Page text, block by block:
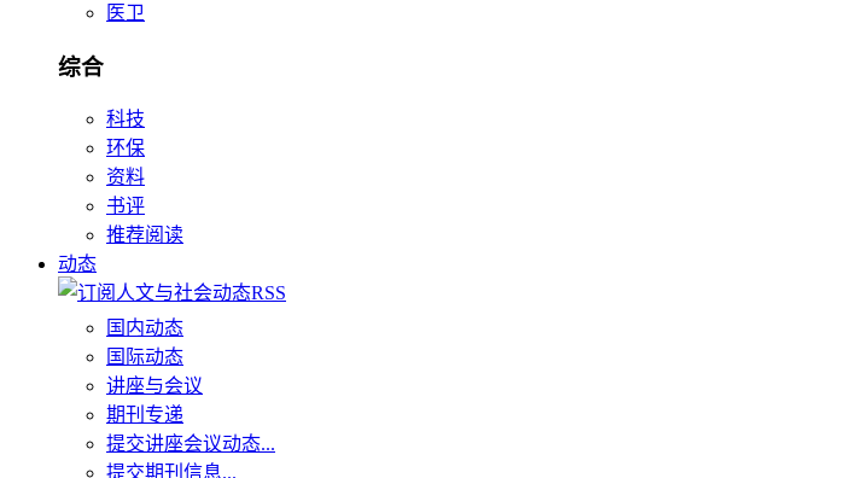
医卫
综合
科技
环保
资料
书评
推荐阅读
动态
国内动态
国际动态
讲座与会议
期刊专递
提交讲座会议动态...
提交期刊信息...